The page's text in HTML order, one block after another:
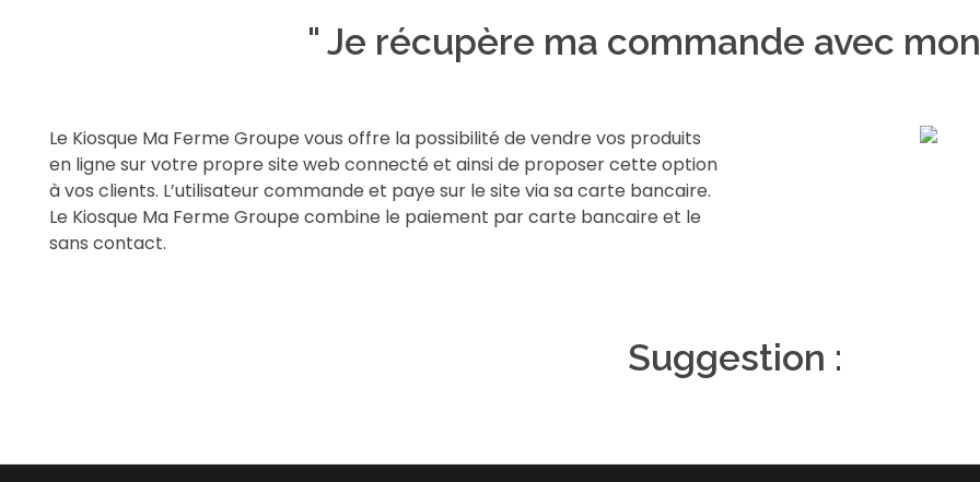
" Je récupère ma commande avec
Le Kiosque Ma Ferme Groupe vous offre la possibilité de vendre vos produits
en ligne sur votre propre site web connecté et ainsi de proposer cette option
à vos clients. L’utilisateur commande et paye sur le site via sa carte bancaire.
Le Kiosque Ma Ferme Groupe combine le paiement par carte bancaire et le
sans contact.
Suggestion :